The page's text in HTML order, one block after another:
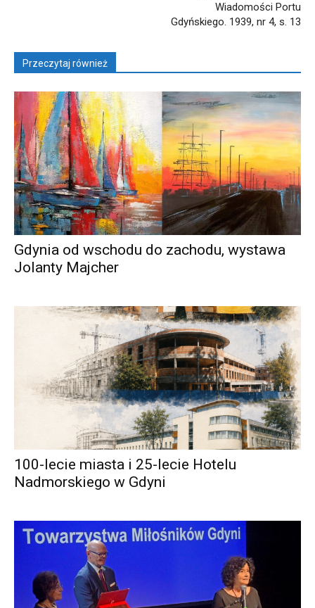
Wiadomości Portu
Gdyńskiego. 1939, nr 4, s. 13
Przeczytaj również
Gdynia od wschodu do zachodu, wystawa
Jolanty Majcher
100-lecie miasta i 25-lecie Hotelu
Nadmorskiego w Gdyni